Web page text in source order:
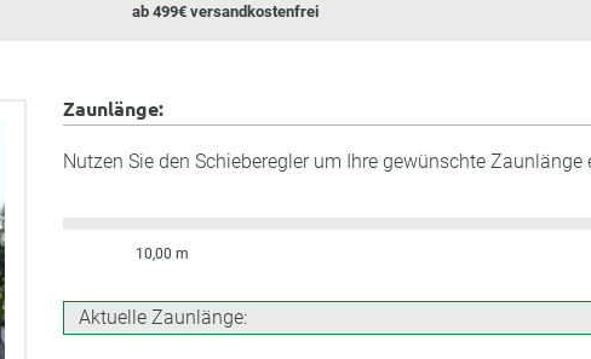
ab 499€ versandkostenfrei
Zaunlänge:
Nutzen Sie den Schieberegler um Ihre gewünschte Zaunlänge
Aktuelle Zaunlänge:
10,00 m